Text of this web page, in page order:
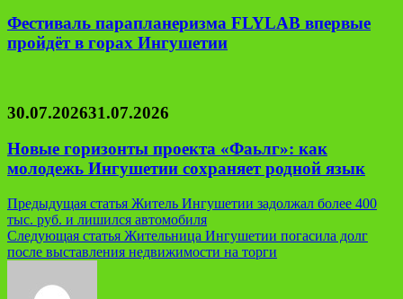
Фестиваль парапланеризма FLYLAB впервые
пройдёт в горах Ингушетии
30.07.202631.07.2026
Новые горизонты проекта «Фаьлг»: как
молодежь Ингушетии сохраняет родной язык
Навигация
по
записям
Предыдущая статья Житель Ингушетии задолжал более 400
тыс. руб. и лишился автомобиля
Следующая статья Жительница Ингушетии погасила долг
после выставления недвижимости на торги